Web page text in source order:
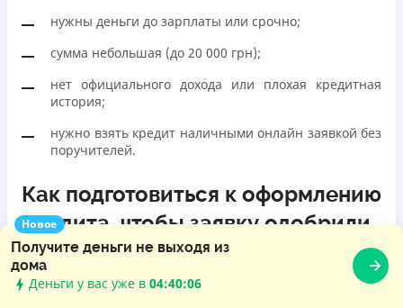
Новое
Получите деньги не выходя из
дома
Деньги у вас уже в 04:40:08
нужны деньги до зарплаты или срочно;
сумма небольшая (до 20 000 грн);
нет официального дохода или плохая кредитная
история;
нужно взять кредит наличными онлайн заявкой без
поручителей.
Как подготовиться к оформлению
кредита, чтобы заявку одобрили
Проверьте свой кредитный рейтинг
- это можно